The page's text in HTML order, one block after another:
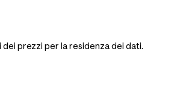
prezzi per la residenza dei dati.